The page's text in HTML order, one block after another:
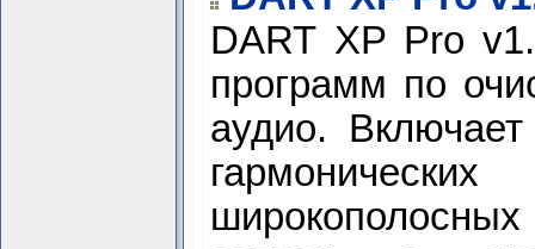
DART XP Pro
программ по
аудио.